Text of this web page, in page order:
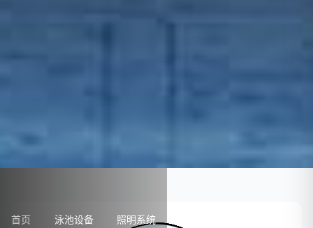
首页 泳池设备 照明系统